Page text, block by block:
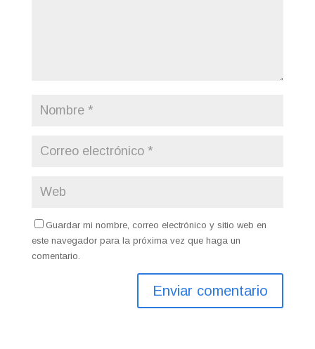
Guardar mi nombre, correo electrónico y sitio web en
este navegador para la próxima vez que haga un
comentario.